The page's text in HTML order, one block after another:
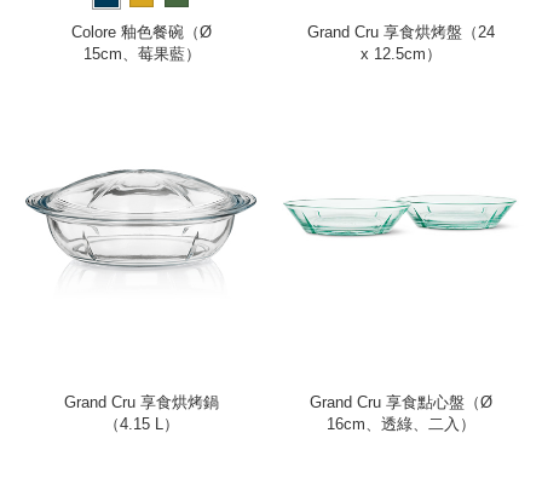
Colore 釉色餐碗（Ø
15cm、莓果藍）
Grand Cru 享食烘烤盤（24
x 12.5cm）
Grand Cru 享食烘烤鍋
（4.15 L）
Grand Cru 享食點心盤（Ø
16cm、透綠、二入）